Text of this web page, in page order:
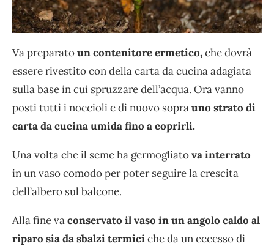
Va preparatoun contenitore ermetico,che dovrà
essere rivestito con della carta da cucina adagiata
sulla base in cui spruzzare dell’acqua. Ora vanno
posti tutti i noccioli e di nuovo soprauno strato di
carta da cucina umida fino a coprirli.
Una volta che il seme ha germogliatova interrato
in un vaso comodo per poter seguire la crescita
dell’albero sul balcone.
Alla fine vaconservato il vaso in un angolo caldo al
riparo sia da sbalzi termiciche da un eccesso di